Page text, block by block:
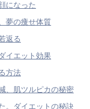
になった
夢の痩せ体質
返る
イエット効果
方法
、肌ツルピカの秘密
。ダイエットの秘訣